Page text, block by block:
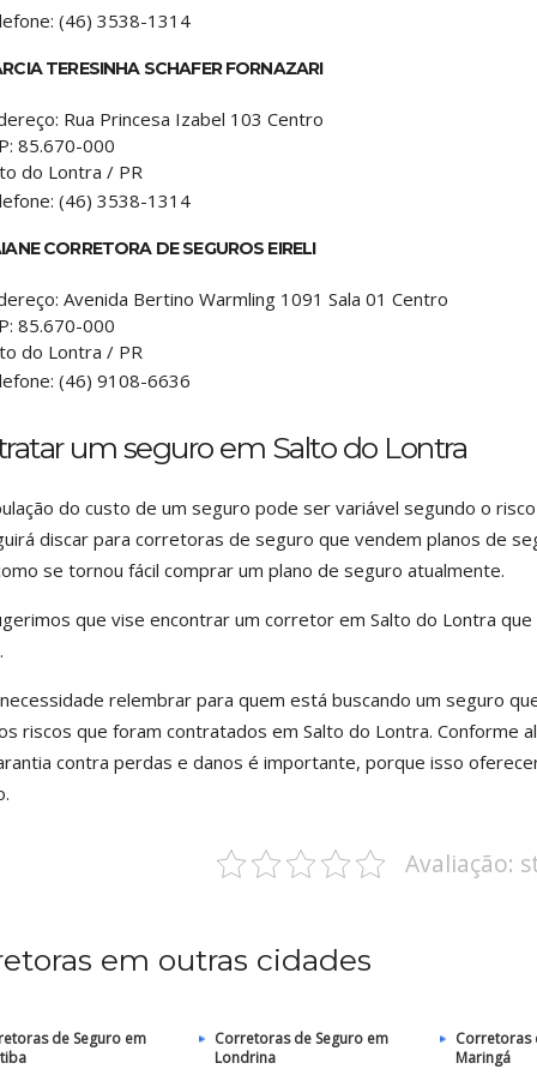
(46) 3538-1314
TERESINHA SCHAFER FORNAZARI
Rua Princesa Izabel 103 Centro
85.670-000
do Lontra / PR
(46) 3538-1314
CORRETORA DE SEGUROS EIRELI
Avenida Bertino Warmling 1091 Sala 01 Centro
85.670-000
do Lontra / PR
(46) 9108-6636
um seguro em Salto do Lontra
do custo de um seguro pode ser variável segundo o
discar para corretoras de seguro que vendem planos de
se tornou fácil comprar um plano de seguro atualmente.
que vise encontrar um corretor em Salto do Lontra
relembrar para quem está buscando um seguro
riscos que foram contratados em Salto do Lontra. Conforme
contra perdas e danos é importante, porque isso
Avaliação:
em outras cidades
de Seguro em
Corretoras de Seguro em
Londrina
Corretoras
Maringá